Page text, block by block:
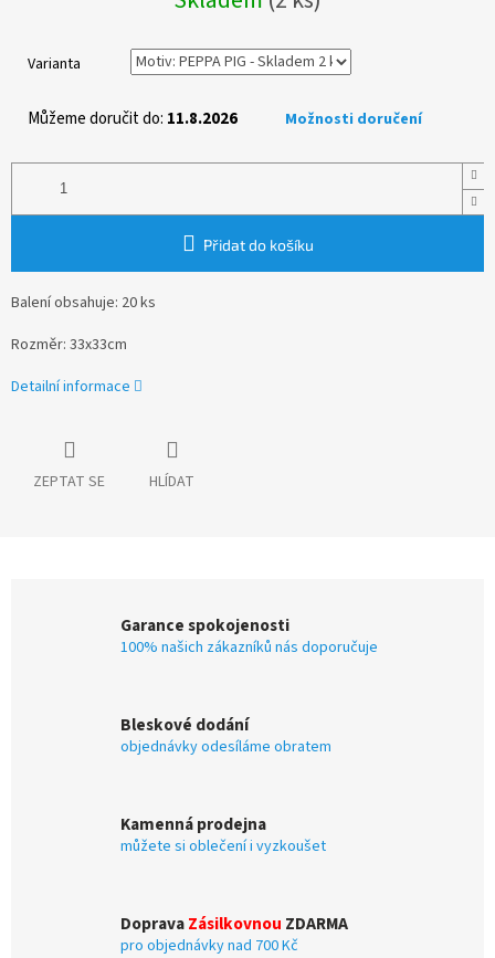
Varianta
Můžeme doručit do: 11.8.2026 Možnosti doručení
Přidat do košíku
Balení obsahuje: 20 ks
Rozměr: 33x33cm
Detailní informace
ZEPTAT SE HLÍDAT
Garance spokojenosti
100% našich zákazníků nás doporučuje
Bleskové dodání
objednávky odesíláme obratem
Kamenná prodejna
můžete si oblečení i vyzkoušet
DopravaZásilkovnou ZDARMA
pro objednávky nad 700 Kč